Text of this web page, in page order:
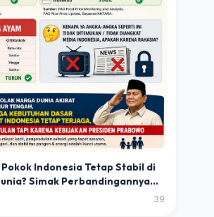
Indonesia Tetap Stabil di
Simak Perbandingannya
39